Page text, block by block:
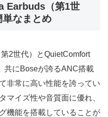
Earbuds（第1世
単なまとめ
2世代）とQuietComfort
共にBoseが誇るANC搭載
非常に高い性能を誇ってい
マイズ性や音質面に優れ、
機能を搭載していることが